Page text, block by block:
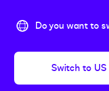
Do you want to
Switch to US